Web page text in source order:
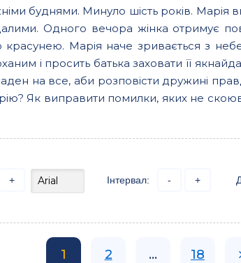
буднями. Минуло шість років. Марія
Одного вечора жінка отримує
красунею. Марія наче зривається з
і просить батька заховати її
на все, аби розповісти дружині
Як виправити помилки, яких не
+ Інтервал: - +
1 2 ... 18